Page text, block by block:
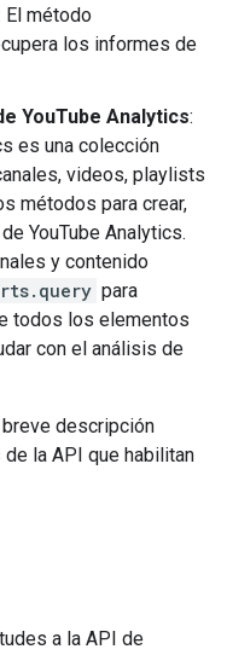
El método
los informes de
YouTube Analytics:
es una colección
videos, playlists
métodos para crear,
YouTube Analytics.
y contenido
para
todos los elementos
con el análisis de
breve descripción
la API que habilitan
a la API de